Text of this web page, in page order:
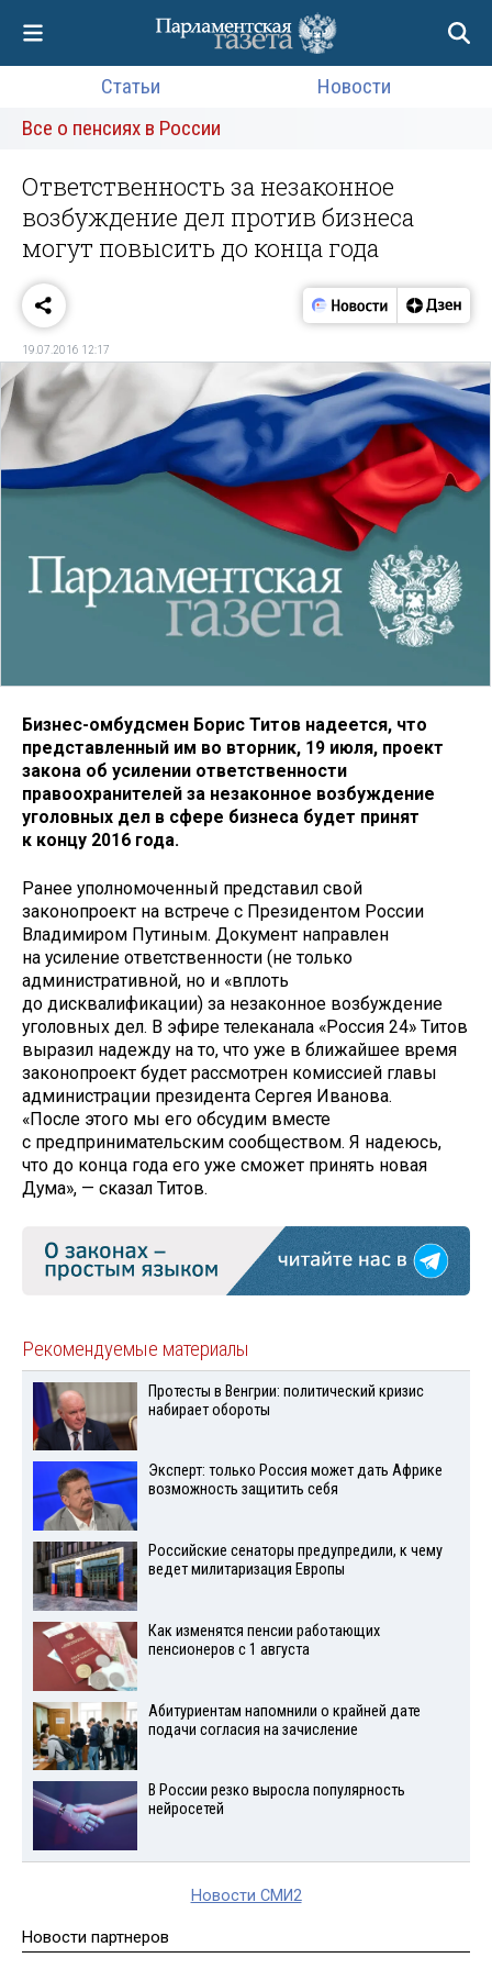
Статьи
Новости
Все о пенсиях в России
Ответственность за незаконное
возбуждение дел против бизнеса
могут повысить до конца года
19.07.2016 12:17
Бизнес-омбудсмен Борис Титов надеется, что
представленный им во вторник, 19 июля, проект
закона об усилении ответственности
правоохранителей за незаконное возбуждение
уголовных дел в сфере бизнеса будет принят
к концу 2016 года.
Ранее уполномоченный представил свой
законопроект на встрече с Президентом России
Владимиром Путиным. Документ направлен
на усиление ответственности (не только
административной, но и «вплоть
до дисквалификации) за незаконное возбуждение
уголовных дел. В эфире телеканала «Россия 24» Титов
выразил надежду на то, что уже в ближайшее время
законопроект будет рассмотрен комиссией главы
администрации президента Сергея Иванова.
«После этого мы его обсудим вместе
с предпринимательским сообществом. Я надеюсь,
что до конца года его уже сможет принять новая
Дума», — сказал Титов.
Рекомендуемые материалы
Протесты в Венгрии: политический кризис
набирает обороты
Эксперт: только Россия может дать Африке
возможность защитить себя
Российские сенаторы предупредили, к чему
ведет милитаризация Европы
Как изменятся пенсии работающих
пенсионеров с 1 августа
Абитуриентам напомнили о крайней дате
подачи согласия на зачисление
В России резко выросла популярность
нейросетей
Новости СМИ2
Новости партнеров